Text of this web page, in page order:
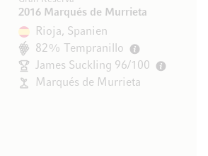
2016 Marqués de Murrieta
Rioja, Spanien
82% Tempranillo
James Suckling 96/100
Marqués de Murrieta